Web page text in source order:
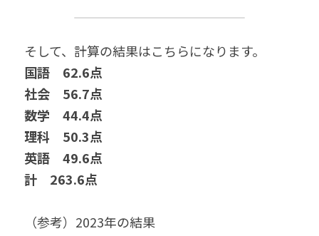
そして、計算の結果はこちらになります。
国語　62.6点
社会　56.7点
数学　44.4点
理科　50.3点
英語　49.6点
計　263.6点
（参考）2023年の結果